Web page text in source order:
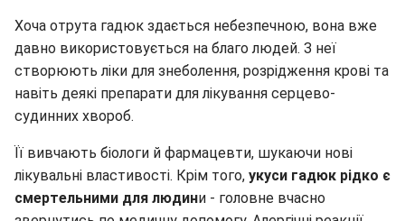
Хоча отрута гадюк здається небезпечною, вона вже
давно використовується на благо людей. З неї
створюють ліки для знеболення, розрідження крові та
навіть деякі препарати для лікування серцево-
судинних хвороб.
Її вивчають біологи й фармацевти, шукаючи нові
лікувальні властивості. Крім того, укуси гадюк рідко є
смертельними для людини - головне вчасно